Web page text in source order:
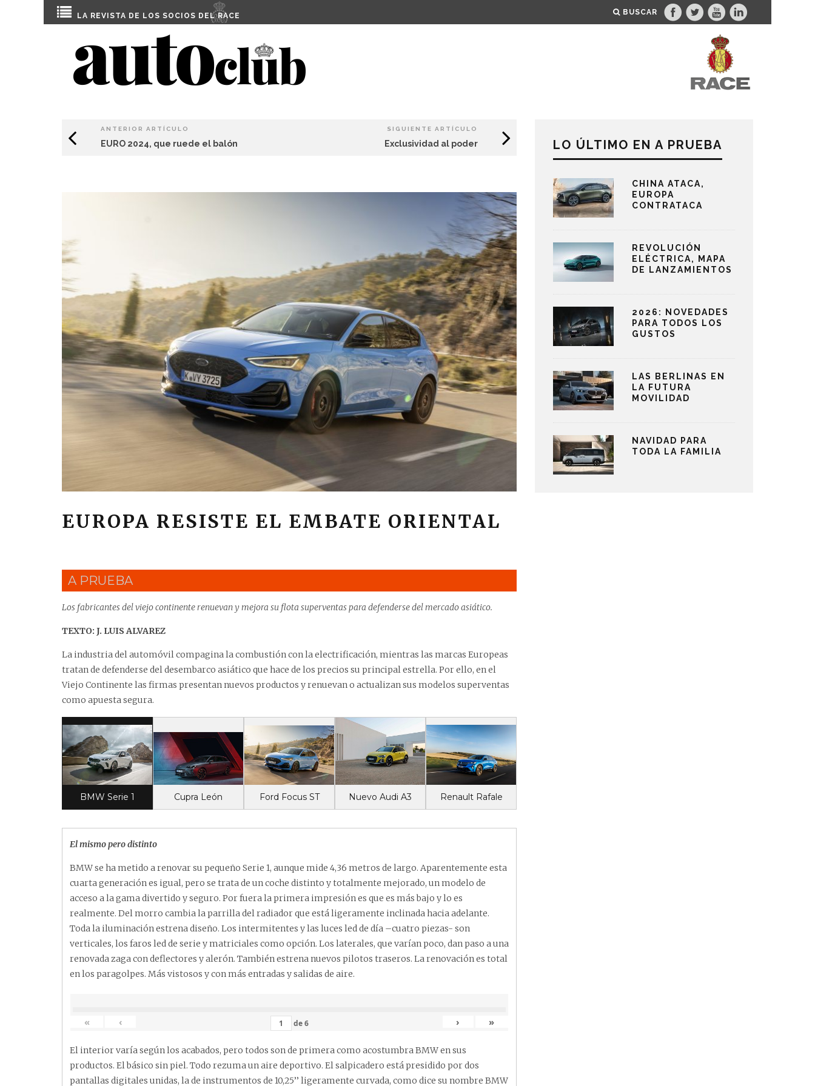
LA REVISTA DE LOS SOCIOS DEL RACE BUSCAR
ANTERIOR ARTÍCULO
EURO 2024, que ruede el balón
SIGUIENTE ARTÍCULO
Exclusividad al poder
EUROPA RESISTE EL EMBATE ORIENTAL
A PRUEBA
Los fabricantes del viejo continente renuevan y mejora su flota superventas para defenderse del mercado asiático.
TEXTO: J. LUIS ALVAREZ
La industria del automóvil compagina la combustión con la electrificación, mientras las marcas Europeas
tratan de defenderse del desembarco asiático que hace de los precios su principal estrella. Por ello, en el
Viejo Continente las firmas presentan nuevos productos y renuevan o actualizan sus modelos superventas
como apuesta segura.
BMW Serie 1 Cupra León Ford Focus ST Nuevo Audi A3 Renault Rafale
El mismo pero distinto
BMW se ha metido a renovar su pequeño Serie 1, aunque mide 4,36 metros de largo. Aparentemente esta
cuarta generación es igual, pero se trata de un coche distinto y totalmente mejorado, un modelo de
acceso a la gama divertido y seguro. Por fuera la primera impresión es que es más bajo y lo es
realmente. Del morro cambia la parrilla del radiador que está ligeramente inclinada hacia adelante.
Toda la iluminación estrena diseño. Los intermitentes y las luces led de día –cuatro piezas- son
verticales, los faros led de serie y matriciales como opción. Los laterales, que varían poco, dan paso a una
renovada zaga con deflectores y alerón. También estrena nuevos pilotos traseros. La renovación es total
en los paragolpes. Más vistosos y con más entradas y salidas de aire.
« ‹ de6 › »
El interior varía según los acabados, pero todos son de primera como acostumbra BMW en sus
productos. El básico sin piel. Todo rezuma un aire deportivo. El salpicadero está presidido por dos
pantallas digitales unidas, la de instrumentos de 10,25’’ ligeramente curvada, como dice su nombre BMW
LO ÚLTIMO EN A PRUEBA
CHINA ATACA,
EUROPA
CONTRATACA
REVOLUCIÓN
ELÉCTRICA, MAPA
DE LANZAMIENTOS
2026: NOVEDADES
PARA TODOS LOS
GUSTOS
LAS BERLINAS EN
LA FUTURA
MOVILIDAD
NAVIDAD PARA
TODA LA FAMILIA